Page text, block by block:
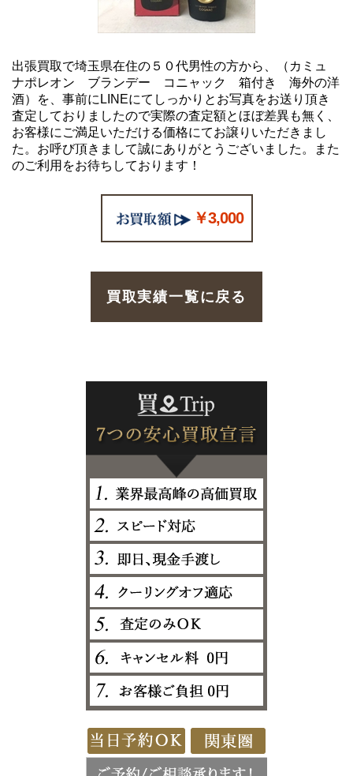
出張買取で埼玉県在住の５０代男性の方から、（カミュ
ナポレオン ブランデー コニャック 箱付き 海外の洋
酒）を、事前にLINEにてしっかりとお写真をお送り頂き
査定しておりましたので実際の査定額とほぼ差異も無く、
お客様にご満足いただける価格にてお譲りいただきまし
た。お呼び頂きまして誠にありがとうございました。また
のご利用をお待ちしております！
￥3,000
買取実績一覧に戻る